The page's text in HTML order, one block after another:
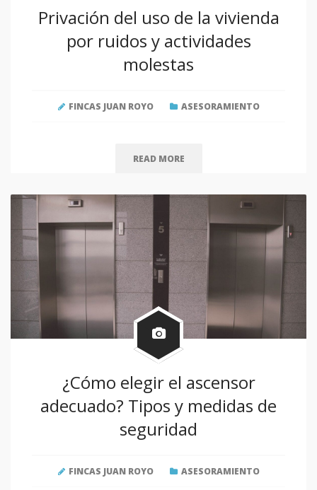
Privación del uso de la vivienda
por ruidos y actividades
molestas
FINCAS JUAN ROYO ASESORAMIENTO
READ MORE
¿Cómo elegir el ascensor
adecuado? Tipos y medidas de
seguridad
FINCAS JUAN ROYO ASESORAMIENTO